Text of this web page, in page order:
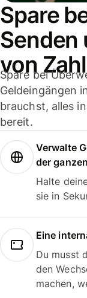
Spare
Senden
von
Spare bei
Geldeingängen
brauchst, alles
bereit.
Verwalte
der
Halte
sie in
Eine
Du musst
den
machen,